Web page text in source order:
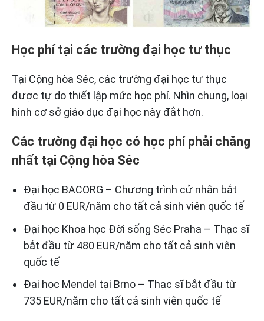
Học phí tại các trường đại học tư thục
Tại Cộng hòa Séc, các trường đại học tư thục
được tự do thiết lập mức học phí. Nhìn chung, loại
hình cơ sở giáo dục đại học này đắt hơn.
Các trường đại học có học phí phải chăng
nhất tại Cộng hòa Séc
Đại học BACORG – Chương trình cử nhân bắt
đầu từ 0 EUR/năm cho tất cả sinh viên quốc tế
Đại học Khoa học Đời sống Séc Praha – Thạc sĩ
bắt đầu từ 480 EUR/năm cho tất cả sinh viên
quốc tế
Đại học Mendel tại Brno – Thạc sĩ bắt đầu từ
735 EUR/năm cho tất cả sinh viên quốc tế